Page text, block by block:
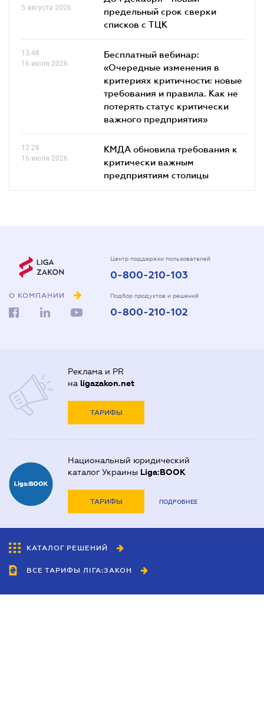
5 августа 2026
предельный срок сверки
списков c ТЦК
13.48
16 июля 2026
Бесплатный вебинар:
«Очередные изменения в
критериях критичности: новые
требования и правила. Как не
потерять статус критически
важного предприятия»
12.28
16 июля 2026
КМДА обновила требования к
критически важным
предприятиям столицы
О КОМПАНИИ
Центр поддержки пользователей
0-800-210-103
Подбор продуктов и решений
0-800-210-102
Реклама и PR
на ligazakon.net
ТАРИФЫ
Национальный юридический
каталог Украины Liga:BOOK
ТАРИФЫ ПОДРОБНЕЕ
КАТАЛОГ РЕШЕНИЙ
ВСЕ ТАРИФЫ ЛІГА:ЗАКОН